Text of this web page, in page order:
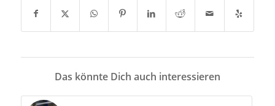
Das könnte Dich auch interessieren